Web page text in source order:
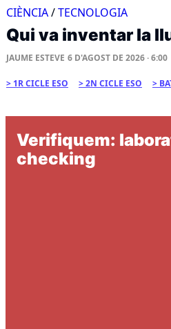
CIÈNCIA/TECNOLOGIA
Qui va inventar la
JAUME ESTEVE 6 D'AGOST DE 2026 · 6:00
1R CICLE ESO 2N CICLE ESO
Verifiquem:
checking